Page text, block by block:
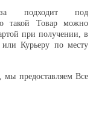
подходит под
такой Товар можно
при получении, в
Курьеру по месту
предоставляем Все